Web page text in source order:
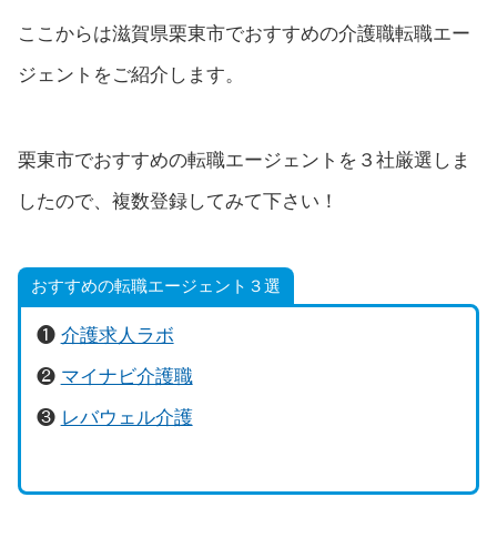
ここからは滋賀県栗東市でおすすめの介護職転職エー
ジェントをご紹介します。
栗東市でおすすめの転職エージェントを３社厳選しま
したので、複数登録してみて下さい！
おすすめの転職エージェント３選
❶ 介護求人ラボ
❷ マイナビ介護職
❸ レバウェル介護